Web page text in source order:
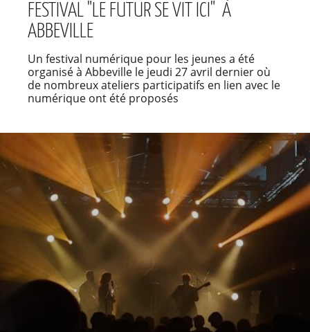
FESTIVAL "LE FUTUR SE VIT ICI" À
ABBEVILLE
Un festival numérique pour les jeunes a été
organisé à Abbeville le jeudi 27 avril dernier où
de nombreux ateliers participatifs en lien avec le
numérique ont été proposés